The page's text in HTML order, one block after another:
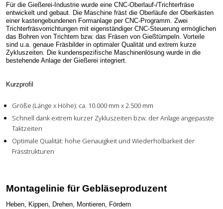
Für die Gießerei-Industrie wurde eine CNC-Oberlauf-/Trichterfräse
entwickelt und gebaut. Die Maschine fräst die Oberläufe der Oberkästen
einer kastengebundenen Formanlage per CNC-Programm. Zwei
Trichterfräsvorrichtungen mit eigenständiger CNC-Steuerung ermöglichen
das Bohren von Trichtern bzw. das Fräsen von Gießtümpeln. Vorteile
sind u.a. genaue Fräsbilder in optimaler Qualität und extrem kurze
Zykluszeiten. Die kundenspezifische Maschinenlösung wurde in die
bestehende Anlage der Gießerei integriert.
Kurzprofil
Größe (Länge x Höhe): ca. 10.000 mm x 2.500 mm
Schnell dank extrem kurzer Zykluszeiten bzw. der Anlage angepasste
Taktzeiten
Optimale Qualität: hohe Genauigkeit und Wiederholbarkeit der
Frässtrukturen
Montagelinie für Gebläseproduzent
Heben, Kippen, Drehen, Montieren, Fördern